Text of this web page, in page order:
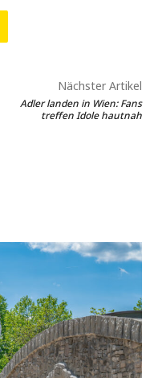
Nächster Artikel
Adler landen in Wien: Fans
treffen Idole hautnah